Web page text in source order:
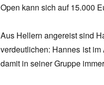
Open kann sich auf 15.000
Aus Hellern angereist sind
verdeutlichen: Hannes ist
damit in seiner Gruppe